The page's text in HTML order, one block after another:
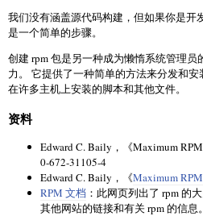
我们没有涵盖源代码构建，但如果你是开
是一个简单的步骤。
创建 rpm 包是另一种成为懒惰系统管理
力。 它提供了一种简单的方法来分发和
在许多主机上安装的脚本和其他文件。
资料
Edward C. Baily，《Maximum
0-672-31105-4
Edward C. Baily，《Maximum RPM
RPM 文档 ：此网页列出了 rpm 的
其他网站的链接和有关 rpm 的信息。